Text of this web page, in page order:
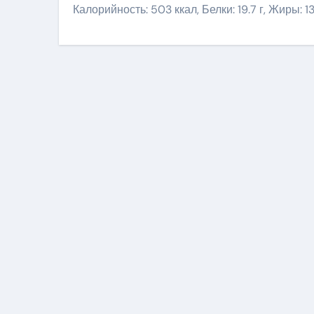
Калорийность: 503 ккал, Белки: 19.7 г, Жиры: